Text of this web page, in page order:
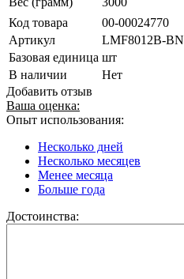
Код товара
00-00024770
Артикул
LMF8012B-BN
Базовая единица шт
В наличии
Нет
Добавить отзыв
Ваша оценка:
Опыт использования:
Несколько дней
Несколько месяцев
Менее месяца
Больше года
Достоинства: